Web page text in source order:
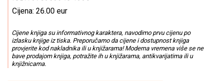
Cijena: 26.00 eur
Cijene knjiga su informativnog karaktera, navodimo prvu cijenu po
izlasku knjige iz tiska. Preporučamo da cijene i dostupnost knjiga
provjerite kod nakladnika ili u knjižarama! Moderna vremena više se ne
bave prodajom knjiga, potražite ih u knjižarama, antikvarijatima ili u
knjižnicama.